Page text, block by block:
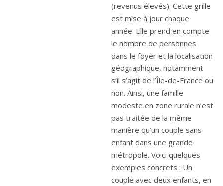
(revenus élevés). Cette grille
est mise à jour chaque
année. Elle prend en compte
le nombre de personnes
dans le foyer et la localisation
géographique, notamment
s’il s’agit de l’Île-de-France ou
non. Ainsi, une famille
modeste en zone rurale n’est
pas traitée de la même
manière qu’un couple sans
enfant dans une grande
métropole. Voici quelques
exemples concrets : Un
couple avec deux enfants, en